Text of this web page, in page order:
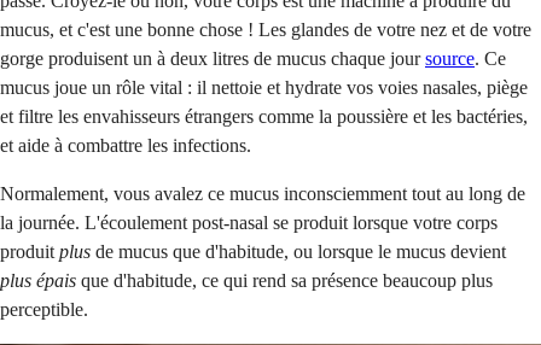
mucus, et c'est une bonne chose ! Les glandes de votre nez et de votre
gorge produisent un à deux litres de mucus chaque joursource. Ce
mucus joue un rôle vital : il nettoie et hydrate vos voies nasales, piège
et filtre les envahisseurs étrangers comme la poussière et les bactéries,
et aide à combattre les infections.
Normalement, vous avalez ce mucus inconsciemment tout au long de
la journée. L'écoulement post-nasal se produit lorsque votre corps
produit plus de mucus que d'habitude, ou lorsque le mucus devient
plus épais que d'habitude, ce qui rend sa présence beaucoup plus
perceptible.